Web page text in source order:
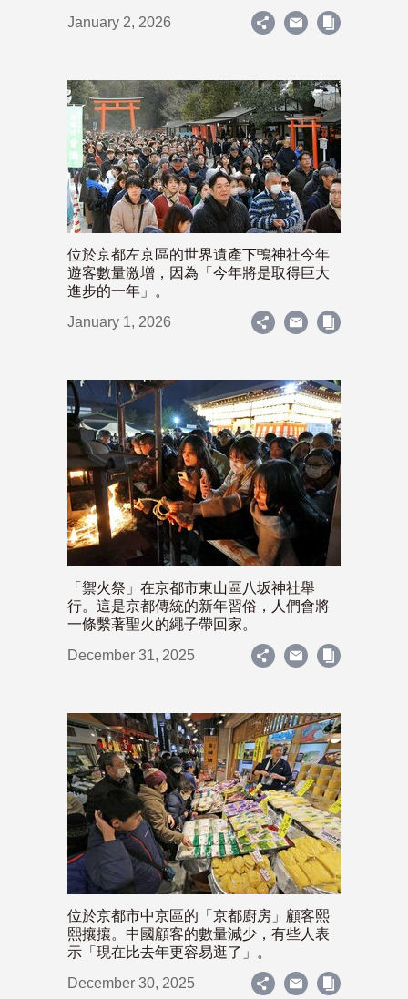
January 2, 2026
位於京都左京區的世界遺產下鴨神社今年
遊客數量激增，因為「今年將是取得巨大
進步的一年」。
January 1, 2026
「禦火祭」在京都市東山區八坂神社舉
行。這是京都傳統的新年習俗，人們會將
一條繫著聖火的繩子帶回家。
December 31, 2025
位於京都市中京區的「京都廚房」顧客熙
熙攘攘。中國顧客的數量減少，有些人表
示「現在比去年更容易逛了」。
December 30, 2025